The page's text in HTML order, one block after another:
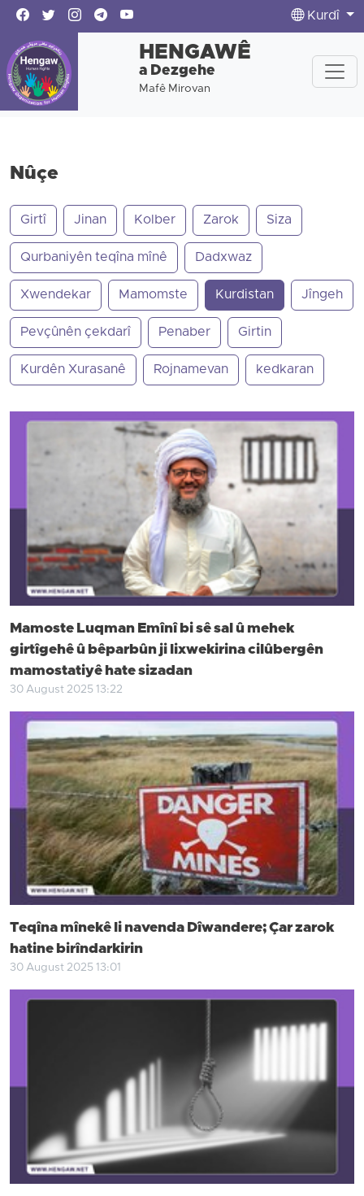
Kurdî
HENGAWÊ
a Dezgehe
Mafê Mirovan
Nûçe
Girtî Jinan Kolber Zarok Siza
Qurbaniyên teqîna mînê Dadxwaz
Xwendekar Mamomste Kurdistan Jîngeh
Pevçûnên çekdarî Penaber Girtin
Kurdên Xurasanê Rojnamevan kedkaran
Mamoste Luqman Emînî bi sê sal û mehek
girtîgehê û bêparbûn ji lixwekirina cilûbergên
mamostatiyê hate sizadan
30 August 2025 13:22
Teqîna mînekê li navenda Dîwandere; Çar zarok
hatine birîndarkirin
30 August 2025 13:01